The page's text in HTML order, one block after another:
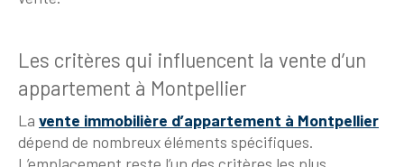
Les critères qui influencent la vente d’un
appartement à Montpellier
La vente immobilière d’appartement à Montpellier
dépend de nombreux éléments spécifiques.